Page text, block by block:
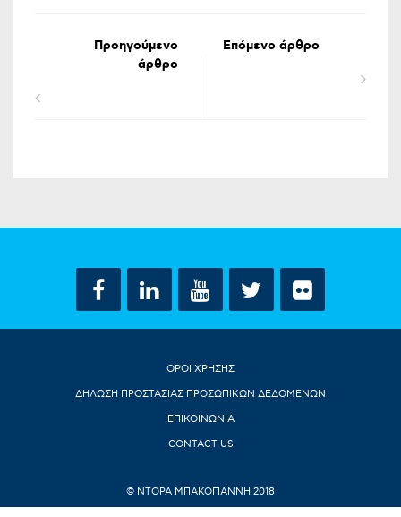
Προηγούμενο
άρθρο
Επόμενο άρθρο
ΟΡΟΙ ΧΡΗΣΗΣ
ΔΗΛΩΣΗ ΠΡΟΣΤΑΣΙΑΣ ΠΡΟΣΩΠΙΚΩΝ ΔΕΔΟΜΕΝΩΝ
ΕΠΙΚΟΙΝΩΝΙΑ
CONTACT US
© ΝΤΟΡΑ ΜΠΑΚΟΓΙΑΝΝΗ 2018